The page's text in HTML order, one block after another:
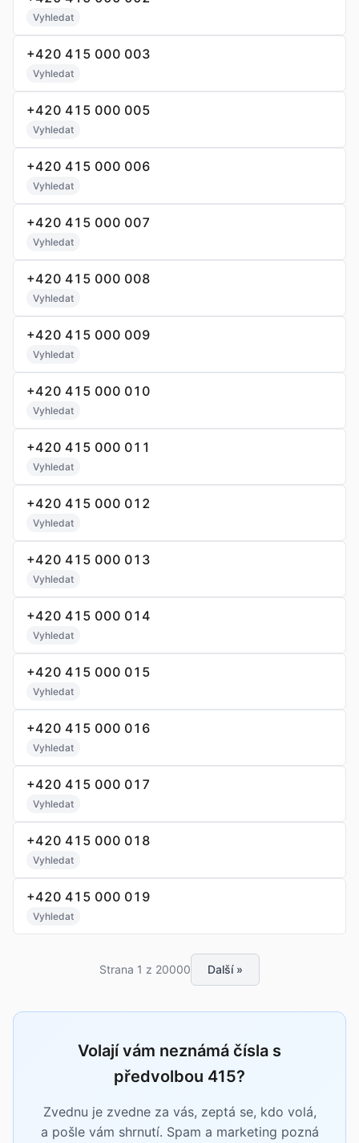
Vyhledat
+420 415 000 003
Vyhledat
+420 415 000 005
Vyhledat
+420 415 000 006
Vyhledat
+420 415 000 007
Vyhledat
+420 415 000 008
Vyhledat
+420 415 000 009
Vyhledat
+420 415 000 010
Vyhledat
+420 415 000 011
Vyhledat
+420 415 000 012
Vyhledat
+420 415 000 013
Vyhledat
+420 415 000 014
Vyhledat
+420 415 000 015
Vyhledat
+420 415 000 016
Vyhledat
+420 415 000 017
Vyhledat
+420 415 000 018
Vyhledat
+420 415 000 019
Vyhledat
Strana 1 z 20000 Další »
Volají vám neznámá čísla s
předvolbou 415?
Zvednu je zvedne za vás, zeptá se, kdo volá,
a pošle vám shrnutí. Spam a marketing pozná